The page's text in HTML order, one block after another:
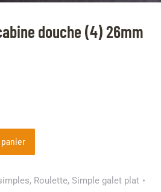
douche (4) 26mm
, Roulette, Simple galet plat